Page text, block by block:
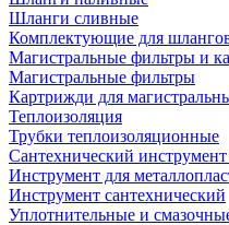
Шланги сливные
Комплектующие для
Магистральные фильтры и
Магистральные фильтры
Картрижди для
Теплоизоляция
Трубки теплоизоляционные
Сантехнический
Инструмент для
Инструмент сантехнический
Уплотнительные и